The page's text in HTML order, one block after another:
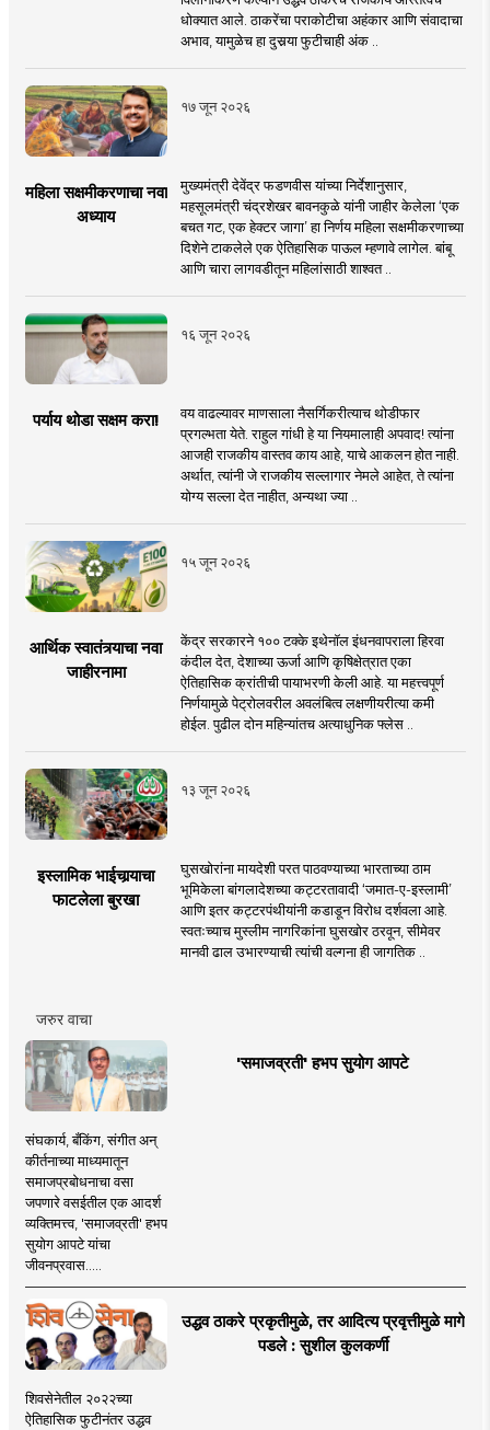
धोक्यात आले. ठाकरेंचा पराकोटीचा अहंकार आणि संवादाचा
अभाव, यामुळेच हा दुसर्‍या फुटीचाही अंक ..
१७ जून २०२६
महिला सक्षमीकरणाचा नवा
अध्याय
मुख्यमंत्री देवेंद्र फडणवीस यांच्या निर्देशानुसार,
महसूलमंत्री चंद्रशेखर बावनकुळे यांनी जाहीर केलेला ‘एक
बचत गट, एक हेक्टर जागा’ हा निर्णय महिला सक्षमीकरणाच्या
दिशेने टाकलेले एक ऐतिहासिक पाऊल म्हणावे लागेल. बांबू
आणि चारा लागवडीतून महिलांसाठी शाश्वत ..
१६ जून २०२६
पर्याय थोडा सक्षम करा!
वय वाढल्यावर माणसाला नैसर्गिकरीत्याच थोडीफार
प्रगल्भता येते. राहुल गांधी हे या नियमालाही अपवाद! त्यांना
आजही राजकीय वास्तव काय आहे, याचे आकलन होत नाही.
अर्थात, त्यांनी जे राजकीय सल्लागार नेमले आहेत, ते त्यांना
योग्य सल्ला देत नाहीत, अन्यथा ज्या ..
१५ जून २०२६
आर्थिक स्वातंत्र्याचा नवा
जाहीरनामा
केंद्र सरकारने १०० टक्के इथेनॉल इंधनवापराला हिरवा
कंदील देत, देशाच्या ऊर्जा आणि कृषिक्षेत्रात एका
ऐतिहासिक क्रांतीची पायाभरणी केली आहे. या महत्त्वपूर्ण
निर्णयामुळे पेट्रोलवरील अवलंबित्व लक्षणीयरीत्या कमी
होईल. पुढील दोन महिन्यांतच अत्याधुनिक फ्लेस ..
१३ जून २०२६
इस्लामिक भाईचार्‍याचा
फाटलेला बुरखा
घुसखोरांना मायदेशी परत पाठवण्याच्या भारताच्या ठाम
भूमिकेला बांगलादेशच्या कट्टरतावादी ‘जमात-ए-इस्लामी’
आणि इतर कट्टरपंथीयांनी कडाडून विरोध दर्शवला आहे.
स्वतःच्याच मुस्लीम नागरिकांना घुसखोर ठरवून, सीमेवर
मानवी ढाल उभारण्याची त्यांची वल्गना ही जागतिक ..
जरुर वाचा
'समाजव्रती' हभप सुयोग आपटे
संघकार्य, बँकिंग, संगीत अन्
कीर्तनाच्या माध्यमातून
समाजप्रबोधनाचा वसा
जपणारे वसईतील एक आदर्श
व्यक्तिमत्त्व, 'समाजव्रती' हभप
सुयोग आपटे यांचा
जीवनप्रवास.....
उद्धव ठाकरे प्रकृतीमुळे, तर आदित्य प्रवृत्तीमुळे मागे
पडले : सुशील कुलकर्णी
शिवसेनेतील २०२२च्या
ऐतिहासिक फुटीनंतर उद्धव